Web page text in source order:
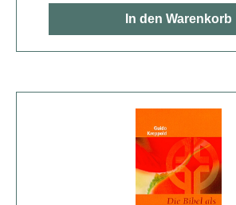
In den Warenkorb